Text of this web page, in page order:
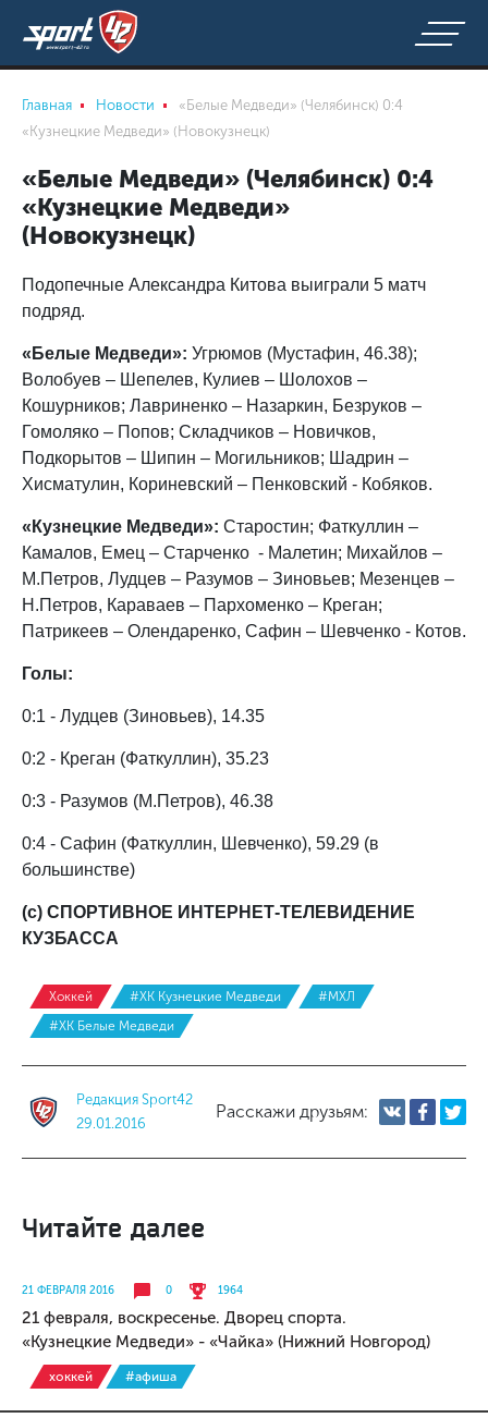
Главная Новости
«Белые Медведи» (Челябинск) 0:4
«Кузнецкие Медведи» (Новокузнецк)
«Белые Медведи» (Челябинск) 0:4
«Кузнецкие Медведи»
(Новокузнецк)
Подопечные Александра Китова выиграли 5 матч
подряд.
«Белые Медведи»: Угрюмов (Мустафин, 46.38);
Волобуев – Шепелев, Кулиев – Шолохов –
Кошурников; Лавриненко – Назаркин, Безруков –
Гомоляко – Попов; Складчиков – Новичков,
Подкорытов – Шипин – Могильников; Шадрин –
Хисматулин, Кориневский – Пенковский - Кобяков.
«Кузнецкие Медведи»: Старостин; Фаткуллин –
Камалов, Емец – Старченко - Малетин; Михайлов –
М.Петров, Лудцев – Разумов – Зиновьев; Мезенцев –
Н.Петров, Караваев – Пархоменко – Креган;
Патрикеев – Олендаренко, Сафин – Шевченко - Котов.
Голы:
0:1 - Лудцев (Зиновьев), 14.35
0:2 - Креган (Фаткуллин), 35.23
0:3 - Разумов (М.Петров), 46.38
0:4 - Сафин (Фаткуллин, Шевченко), 59.29 (в
большинстве)
(с) СПОРТИВНОЕ ИНТЕРНЕТ-ТЕЛЕВИДЕНИЕ
КУЗБАССА
Хоккей #ХК Кузнецкие Медведи
#МХЛ
#ХК Белые Медведи
Редакция Sport42
29.01.2016
Расскажи друзьям:
Читайте далее
21 ФЕВРАЛЯ 2016 0 1964
21 февраля, воскресенье. Дворец спорта.
«Кузнецкие Медведи» - «Чайка» (Нижний Новгород)
хоккей #афиша